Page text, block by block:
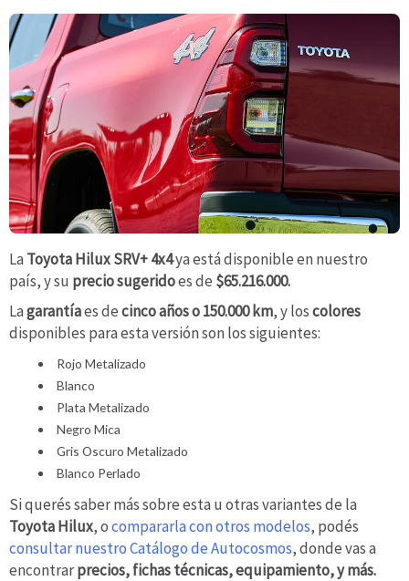
La Toyota Hilux SRV+ 4x4ya está disponible en nuestro
país, y su precio sugeridoes de $65.216.000.
Lagarantíaes decinco años o 150.000 km, y loscolores
disponibles para esta versión son los siguientes:
Rojo Metalizado
Blanco
Plata Metalizado
Negro Mica
Gris Oscuro Metalizado
Blanco Perlado
Si querés saber más sobre esta u otras variantes de la
Toyota Hilux, ocompararla con otros modelos, podés
consultar nuestro Catálogo de Autocosmos, donde vas a
encontrarprecios, fichas técnicas, equipamiento, y más.